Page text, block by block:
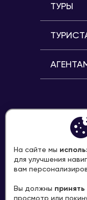
ТУРЫ
Защита
На сайте мы
для улучшения
вам
Вы должны принять